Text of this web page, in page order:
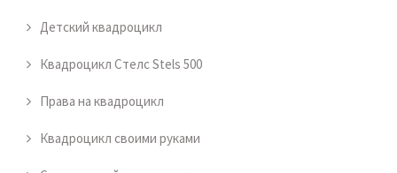
Детский квадроцикл
Квадроцикл Стелс Stels 500
Права на квадроцикл
Квадроцикл своими руками